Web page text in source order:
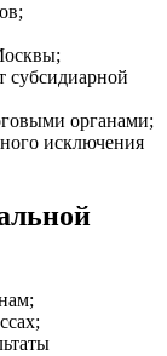
субсидиарной
органами;
исключения